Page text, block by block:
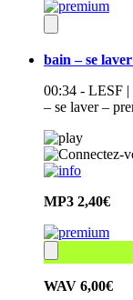
bain – se
00:34 - LESF |
– se laver –
MP3 2,40€
WAV 6,00€